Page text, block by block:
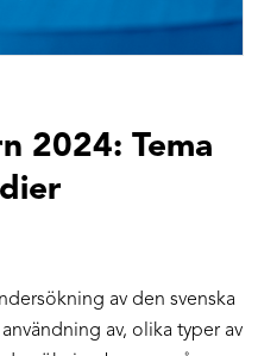
2024: Tema
av den svenska
av, olika typer av